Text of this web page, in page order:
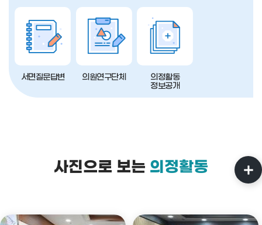
서면질문답변 의원연구단체
의정활동
정보공개
사진으로 보는 의정활동